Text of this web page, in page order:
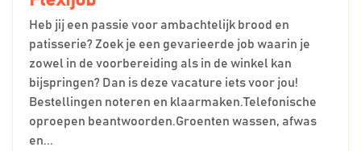
Heb jij een passie voor ambachtelijk brood en
patisserie? Zoek je een gevarieerde job waarin je
zowel in de voorbereiding als in de winkel kan
bijspringen? Dan is deze vacature iets voor jou!
Bestellingen noteren en klaarmaken.Telefonische
oproepen beantwoorden.Groenten wassen, afwas
en...